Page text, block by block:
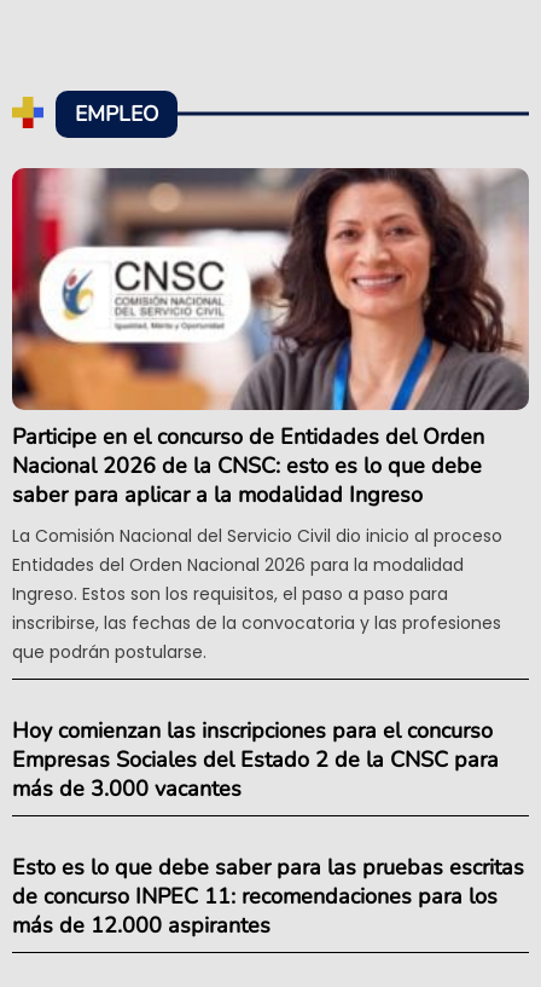
EMPLEO
Participe en el concurso de Entidades del Orden
Nacional 2026 de la CNSC: esto es lo que debe
saber para aplicar a la modalidad Ingreso
La Comisión Nacional del Servicio Civil dio inicio al proceso
Entidades del Orden Nacional 2026 para la modalidad
Ingreso. Estos son los requisitos, el paso a paso para
inscribirse, las fechas de la convocatoria y las profesiones
que podrán postularse.
Hoy comienzan las inscripciones para el concurso
Empresas Sociales del Estado 2 de la CNSC para
más de 3.000 vacantes
Esto es lo que debe saber para las pruebas escritas
de concurso INPEC 11: recomendaciones para los
más de 12.000 aspirantes